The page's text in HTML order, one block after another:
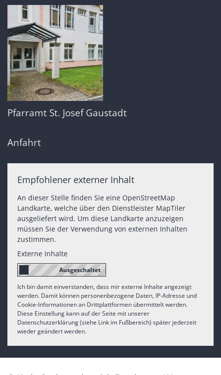
Pfarramt St. Josef Gaustadt
Anfahrt
Empfohlener externer Inhalt
An dieser Stelle finden Sie eine OpenStreetMap
Landkarte, welche über den Dienstleister MapTiler
ausgeliefert wird. Um diese Landkarte anzuzeigen
müssen Sie der Verwendung von externen Inhalten
zustimmen.
Externe Inhalte
Ich bin damit einverstanden, dass mir externe Inhalte angezeigt
werden. Damit können personenbezogene Daten, IP-Adresse und
Cookie-Informationen an Drittplattformen übermittelt werden.
Diese Einstellung kann auf der Seite mit unserer
Datenschutzerklärung (siehe Link im Fußbereich) später jederzeit
wieder geändert werden.